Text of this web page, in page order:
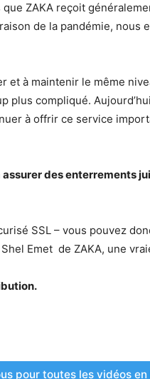
ZAKA reçoit
de la pandémie, nous
et à maintenir le même
plus compliqué.
à offrir ce service
des enterrements
SSL – vous pouvez
Emet de ZAKA, une
pour toutes les vidéos en